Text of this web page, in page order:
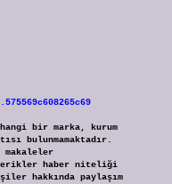
bir marka, kurum
bulunmamaktadır.
makaleler
haber niteliği
hakkında paylaşım